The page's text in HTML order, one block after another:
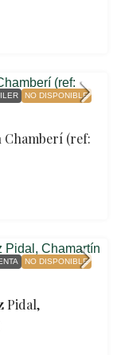
NO DISPONIBLE
Chamberí (ref:
NO DISPONIBLE
Pidal,